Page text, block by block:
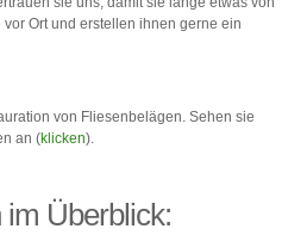
Ort und erstellen ihnen gerne ein
von Fliesenbelägen. Sehen sie
an (klicken).
Überblick: